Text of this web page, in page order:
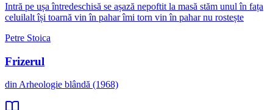
Intră pe ușa întredeschisă se așază nepoftit la masă stăm unul în fața
celuilalt își toarnă vin în pahar îmi torn vin în pahar nu rostește
Petre Stoica
Frizerul
din Arheologie blândă (1968)